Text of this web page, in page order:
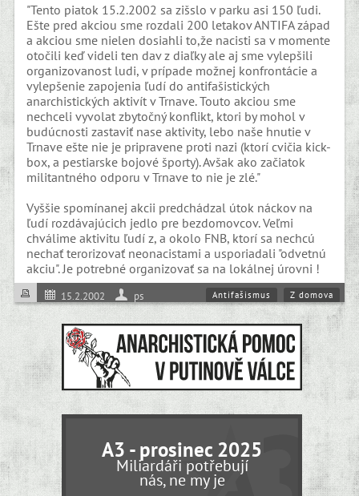
"Tento piatok 15.2.2002 sa zišslo v parku asi 150 ľudi.
Ešte pred akciou sme rozdali 200 letakov ANTIFA západ
a akciou sme nielen dosiahli to,že nacisti sa v momente
otočili keď videli ten dav z diaľky ale aj sme vylepšili
organizovanost ludi, v prípade možnej konfrontácie a
vylepšenie zapojenia ľudí do antifašistických
anarchistických aktivít v Trnave. Touto akciou sme
nechceli vyvolat zbytočný konflikt, ktori by mohol v
budúcnosti zastaviť nase aktivity, lebo naše hnutie v
Trnave ešte nie je pripravene proti nazi (ktorí cvičia kick-
box, a pestiarske bojové športy). Avšak ako začiatok
militantného odporu v Trnave to nie je zlé."
Vyššie spomínanej akcii predchádzal útok náckov na
ľudí rozdávajúcich jedlo pre bezdomovcov. Veľmi
chválime aktivitu ľudí z, a okolo FNB, ktorí sa nechcú
nechať terorizovať neonacistami a usporiadali "odvetnú
akciu". Je potrebné organizovať sa na lokálnej úrovni !
15.2.2002 ps Antifašismus Z domova
A3 - prosinec 2025
Miliardáři potřebují
nás, ne my je